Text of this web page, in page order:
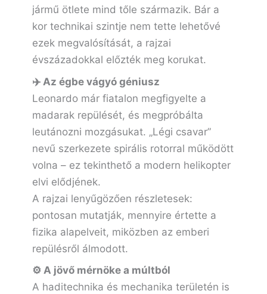
jármű ötlete mind tőle származik. Bár a
kor technikai szintje nem tette lehetővé
ezek megvalósítását, a rajzai
évszázadokkal előzték meg korukat.
✈️ Az égbe vágyó géniusz
Leonardo már fiatalon megfigyelte a
madarak repülését, és megpróbálta
leutánozni mozgásukat. „Légi csavar”
nevű szerkezete spirális rotorral működött
volna – ez tekinthető a modern helikopter
elvi elődjének.
A rajzai lenyűgözően részletesek:
pontosan mutatják, mennyire értette a
fizika alapelveit, miközben az emberi
repülésről álmodott.
⚙️ A jövő mérnöke a múltból
A haditechnika és mechanika területén is